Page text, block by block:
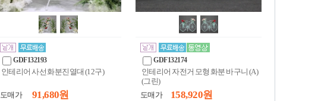
GDF132193
인테리어 사선 화분진열대 (12구)
도매가 91,680 원
GDF132174
인테리어 자전거 모형 화분 바구니 (A)
(그린)
도매가
158,920 원